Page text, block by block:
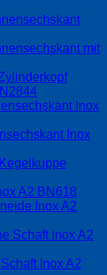
mit
Inox
Inox
A2 BN618
Inox A2
Schaft Inox A2
Inox A2